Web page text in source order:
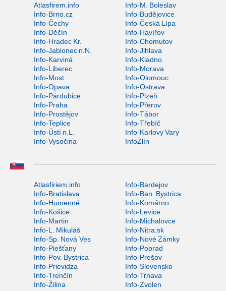
Atlasfirem.info
Info-M. Boleslav
Info-Brno.cz
Info-Budějovice
Info-Čechy
Info-Česká Lípa
Info-Děčín
Info-Havířov
Info-Hradec Kr.
Info-Chomutov
Info-Jablonec n.N.
Info-Jihlava
Info-Karviná
Info-Kladno
Info-Liberec
Info-Morava
Info-Most
Info-Olomouc
Info-Opava
Info-Ostrava
Info-Pardubice
Info-Plzeň
Info-Praha
Info-Přerov
Info-Prostějov
Info-Tábor
Info-Teplice
Info-Třebíč
Info-Ústí n.L.
Info-Karlovy Vary
Info-Vysočina
InfoZlín
Atlasfiriem.info
Info-Bardejov
Info-Bratislava
Info-Ban. Bystrica
Info-Humenné
Info-Komárno
Info-Košice
Info-Levice
Info-Martin
Info-Michalovce
Info-L. Mikuláš
Info-Nitra.sk
Info-Sp. Nová Ves
Info-Nové Zámky
Info-Piešťany
Info-Poprad
Info-Pov. Bystrica
Info-Prešov
Info-Prievidza
Info-Slovensko
Info-Trenčín
Info-Trnava
Info-Žilina
Info-Zvolen